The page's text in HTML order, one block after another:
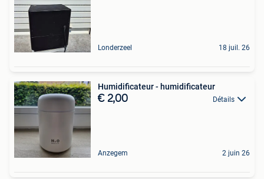
Londerzeel 18 juil. 26
Humidificateur - humidificateur
€ 2,00 Détails
Anzegem 2 juin 26